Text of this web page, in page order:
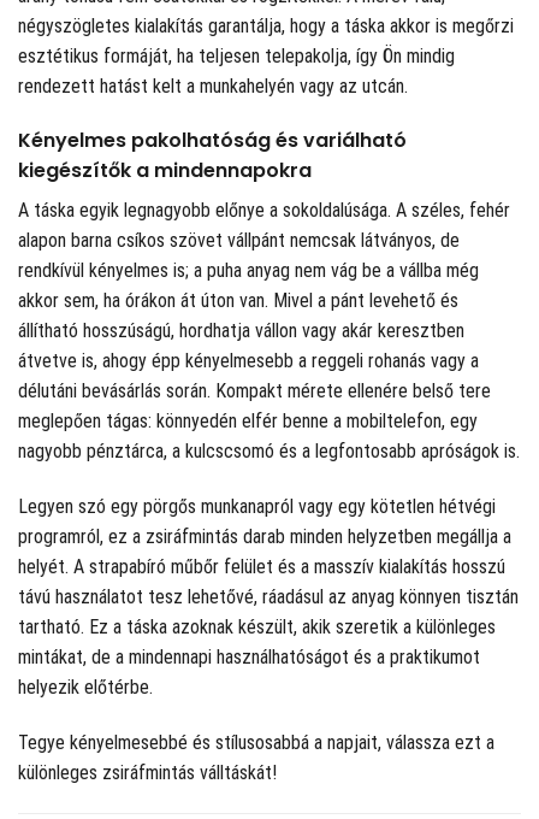
négyszögletes kialakítás garantálja, hogy a táska akkor is megőrzi
esztétikus formáját, ha teljesen telepakolja, így Ön mindig
rendezett hatást kelt a munkahelyén vagy az utcán.
Kényelmes pakolhatóság és variálható
kiegészítők a mindennapokra
A táska egyik legnagyobb előnye a sokoldalúsága. A széles, fehér
alapon barna csíkos szövet vállpánt nemcsak látványos, de
rendkívül kényelmes is; a puha anyag nem vág be a vállba még
akkor sem, ha órákon át úton van. Mivel a pánt levehető és
állítható hosszúságú, hordhatja vállon vagy akár keresztben
átvetve is, ahogy épp kényelmesebb a reggeli rohanás vagy a
délutáni bevásárlás során. Kompakt mérete ellenére belső tere
meglepően tágas: könnyedén elfér benne a mobiltelefon, egy
nagyobb pénztárca, a kulcscsomó és a legfontosabb apróságok is.
Legyen szó egy pörgős munkanapról vagy egy kötetlen hétvégi
programról, ez a zsiráfmintás darab minden helyzetben megállja a
helyét. A strapabíró műbőr felület és a masszív kialakítás hosszú
távú használatot tesz lehetővé, ráadásul az anyag könnyen tisztán
tartható. Ez a táska azoknak készült, akik szeretik a különleges
mintákat, de a mindennapi használhatóságot és a praktikumot
helyezik előtérbe.
Tegye kényelmesebbé és stílusosabbá a napjait, válassza ezt a
különleges zsiráfmintás válltáskát!